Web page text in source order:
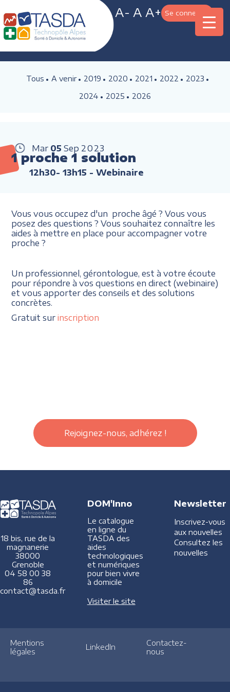
A- A A+ Se connecter
Tous A venir 2019 2020 2021 2022
2023
2024
2025 2026
Mar 05 Sep 2023
1 proche 1 solution
12h30- 13h15 - Webinaire
Vous vous occupez d'un proche âgé ? Vous vous
posez des questions ? Vous souhaitez connaître les
aides à mettre en place pour accompagner votre
proche ?
Un professionnel, gérontologue, est à votre écoute
pour répondre à vos questions en direct (webinaire)
et vous apporter des conseils et des solutions
concrètes.
Gratuit surinscription
Rejoignez-nous, adhérez !
18 bis, rue de la
magnanerie
38000
Grenoble
04 58 00 38
86
contact@tasda.fr
DOM'Inno
Le catalogue
en ligne du
TASDA des
aides
technologiques
et numériques
pour bien vivre
à domicile
Visiter le site
Newsletter
Inscrivez-vous
aux nouvelles
Consultez les
nouvelles
Mentions
légales
LinkedIn
Contactez-
nous